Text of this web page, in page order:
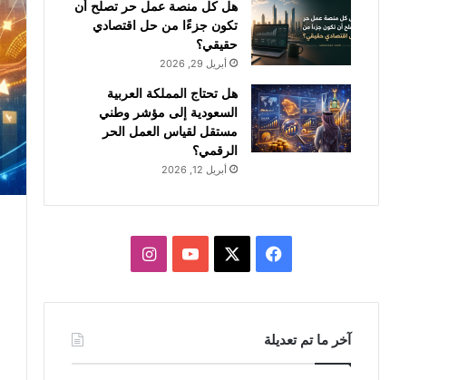
هل كل منصة عمل حر تصلح أن
تكون جزءًا من حل اقتصادي
حقيقي؟
أبريل 29, 2026
هل تحتاج المملكة العربية
السعودية إلى مؤشر وطني
مستقل لقياس العمل الحر
الرقمي؟
أبريل 12, 2026
ب
u
ت
آخر ما تم تعديلة